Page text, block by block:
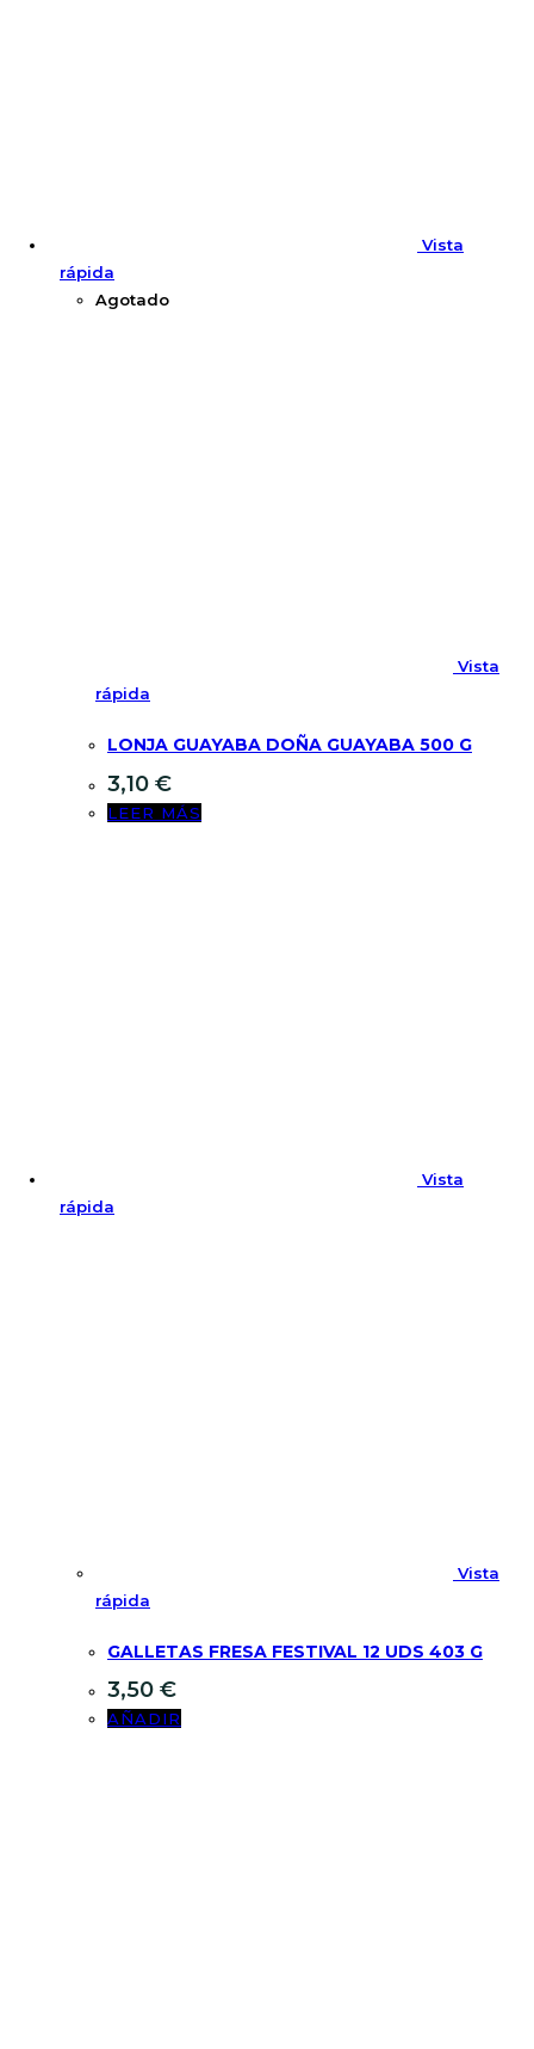
Vista
rápida
Agotado
Vista
rápida
LONJA GUAYABA DOÑA GUAYABA 500 G
3,10 €
LEER MÁS
Vista
rápida
Vista
rápida
GALLETAS FRESA FESTIVAL 12 UDS 403 G
3,50 €
AÑADIR